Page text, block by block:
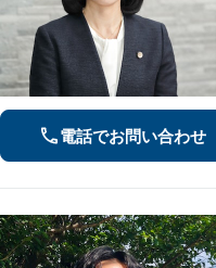
電話でお問い合わせ